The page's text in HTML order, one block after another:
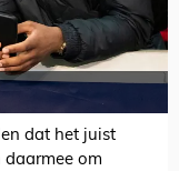
dat het juist
daarmee om